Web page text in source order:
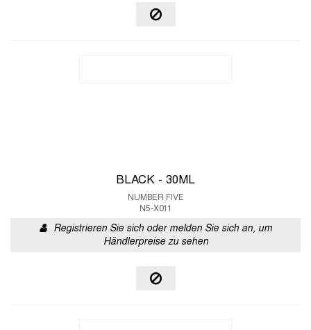
BLACK - 30ML
NUMBER FIVE
N5-X011
Registrieren Sie sich oder melden Sie sich an, um
Händlerpreise zu sehen